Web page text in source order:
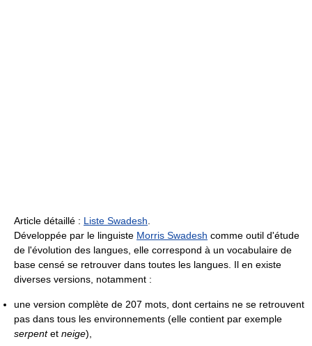
Article détaillé : Liste Swadesh
Développée par le linguiste Morris Swadesh comme outil d'étude
de l'évolution des langues, elle correspond à un vocabulaire de
base censé se retrouver dans toutes les langues. Il en existe
diverses versions, notamment :
une version complète de 207 mots, dont certains ne se retrouvent
pas dans tous les environnements (elle contient par exemple
serpentet neige),